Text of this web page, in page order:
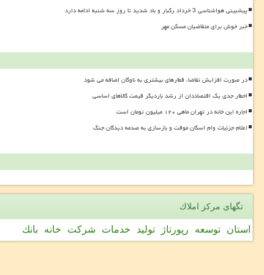
پیشبینی هواشناسی 3 خرداد رگبار و باد شدید تا روز سه شنبه ادامه دارد
خبر خوش برای متقاضیان مسکن مهر
در صورت افزایش تقاضا، قطارهای بیشتری به ناوگان اضافه می شود
اخطار جدی یک اقتصاددان از رشد باردیگر قیمت کالاهای اساسی
اجاره این خانه در تهران ماهی ۱۲۰ میلیون تومان است
اعلام جزئیات وام اسکان موقت و بازسازی به صدمه دیدگان جنگ
تگهای مركز املاك
استان توسعه رپورتاژ تولید خدمات شركت خانه بانك